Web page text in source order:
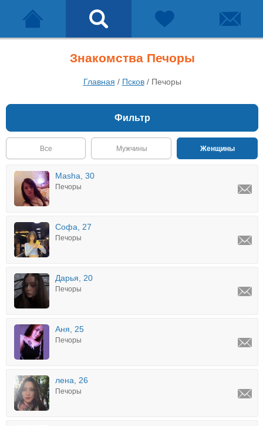
Знакомства Печоры
Главная / Псков/ Печоры
Фильтр
Все Мужчины Женщины
Masha, 30
Печоры
Софа, 27
Печоры
Дарья, 20
Печоры
Аня, 25
Печоры
лена, 26
Печоры